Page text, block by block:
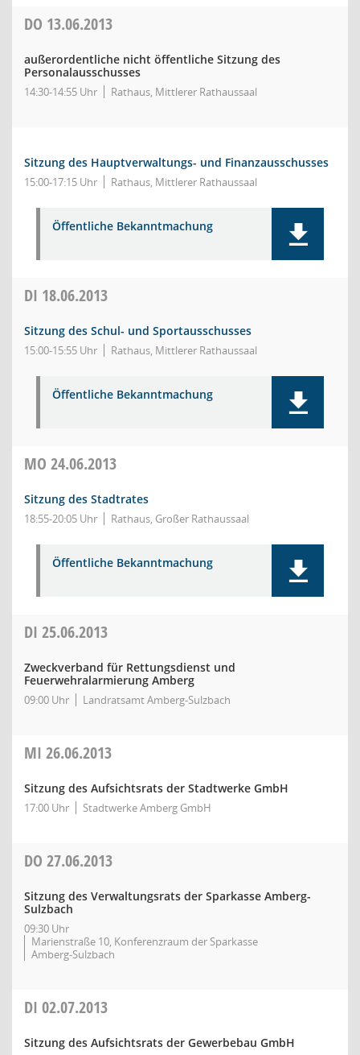
DO 13.06.2013
außerordentliche nicht öffentliche Sitzung des
Personalausschusses
14:30-14:55 Uhr Rathaus, Mittlerer Rathaussaal
Sitzung des Hauptverwaltungs- und Finanzausschusses
15:00-17:15 Uhr Rathaus, Mittlerer Rathaussaal
Öffentliche Bekanntmachung
DI 18.06.2013
Sitzung des Schul- und Sportausschusses
15:00-15:55 Uhr Rathaus, Mittlerer Rathaussaal
Öffentliche Bekanntmachung
MO 24.06.2013
Sitzung des Stadtrates
18:55-20:05 Uhr Rathaus, Großer Rathaussaal
Öffentliche Bekanntmachung
DI 25.06.2013
Zweckverband für Rettungsdienst und
Feuerwehralarmierung Amberg
09:00 Uhr Landratsamt Amberg-Sulzbach
MI 26.06.2013
Sitzung des Aufsichtsrats der Stadtwerke GmbH
17:00 Uhr Stadtwerke Amberg GmbH
DO 27.06.2013
Sitzung des Verwaltungsrats der Sparkasse Amberg-
Sulzbach
09:30 Uhr
Marienstraße 10, Konferenzraum der Sparkasse
Amberg-Sulzbach
DI 02.07.2013
Sitzung des Aufsichtsrats der Gewerbebau GmbH